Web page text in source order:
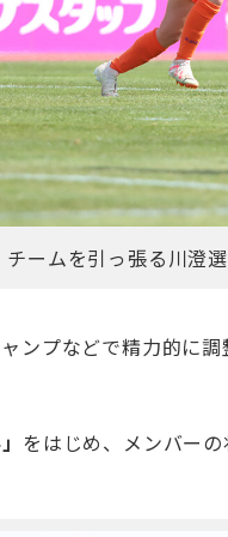
チームを引っ張る川澄
ンプなどで精力的に
をはじめ、メンバー